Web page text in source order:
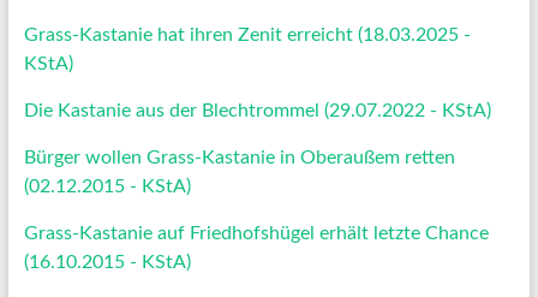
Grass-Kastanie hat ihren Zenit erreicht (18.03.2025 -
KStA)
Die Kastanie aus der Blechtrommel (29.07.2022 - KStA)
Bürger wollen Grass-Kastanie in Oberaußem retten
(02.12.2015 - KStA)
Grass-Kastanie auf Friedhofshügel erhält letzte Chance
(16.10.2015 - KStA)